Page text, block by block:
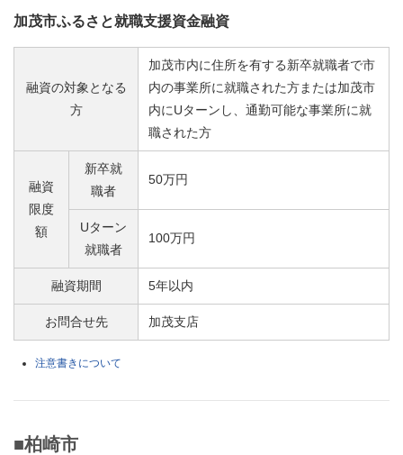
加茂市ふるさと就職支援資金融資
融資の対象となる
方
加茂市内に住所を有する新卒就職者で市
内の事業所に就職された方または加茂市
内にUターンし、通勤可能な事業所に就
職された方
融資
限度
額
新卒就
職者
50万円
Uターン
就職者
100万円
融資期間 5年以内
お問合せ先 加茂支店
注意書きについて
■柏崎市